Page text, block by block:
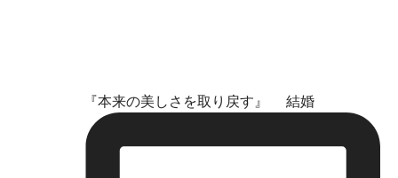
『本来の美しさを取り戻す』 結婚